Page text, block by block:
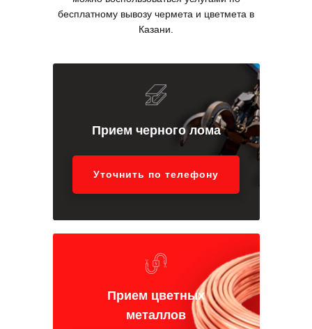
бесплатному вывозу чермета и цветмета в
Казани.
Прием черного лома
Прием цветных
металлов
Уточнить по телефону